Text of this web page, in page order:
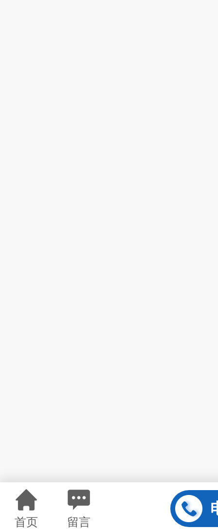
首页 留言